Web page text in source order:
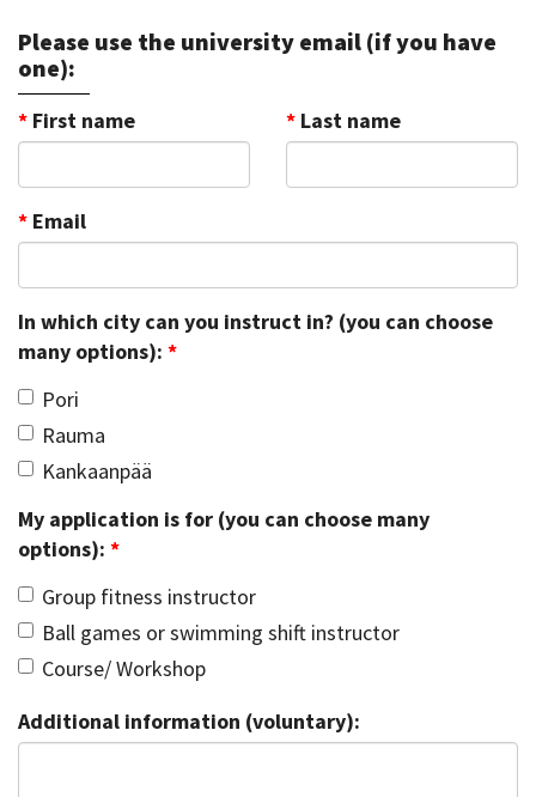
Please use the university email (if you have
one):
* First name * Last name
* Email
In which city can you instruct in? (you can choose
many options): *
Pori
Rauma
Kankaanpää
My application is for (you can choose many
options): *
Group fitness instructor
Ball games or swimming shift instructor
Course/ Workshop
Additional information (voluntary):